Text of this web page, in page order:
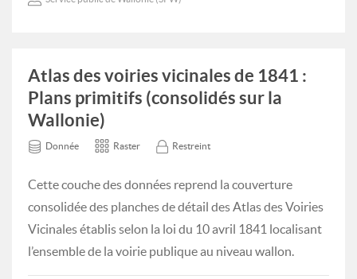
Atlas des voiries vicinales de 1841 :
Plans primitifs (consolidés sur la
Wallonie)
Donnée Raster Restreint
Cette couche des données reprend la couverture
consolidée des planches de détail des Atlas des Voiries
Vicinales établis selon la loi du 10 avril 1841 localisant
l’ensemble de la voirie publique au niveau wallon.